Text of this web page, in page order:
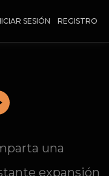
SESIÓN REGISTRO
una
expansión